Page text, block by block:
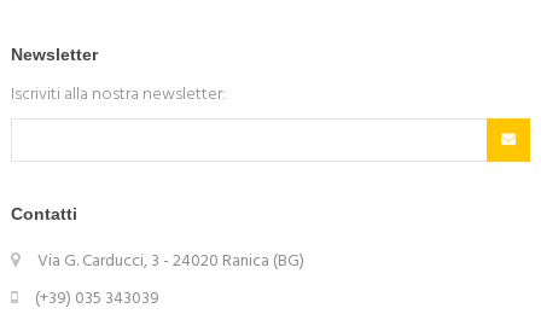
Newsletter
Iscriviti alla nostra newsletter:
Contatti
Via G. Carducci, 3 - 24020 Ranica (BG)
(+39) 035 343039